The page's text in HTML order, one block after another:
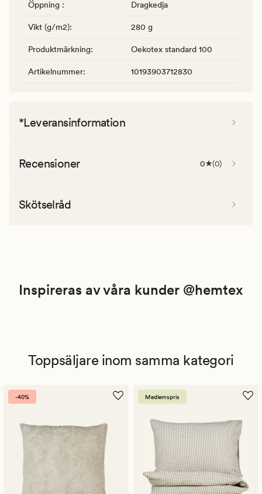
Öppning : Dragkedja
Vikt (g/m2): 280 g
Produktmärkning: Oekotex standard 100
Artikelnummer: 10193903712830
*Leveransinformation
Recensioner 0 (0)
Skötselråd
Inspireras av våra kunder @hemtex
Toppsäljare inom samma kategori
-40% Medlemspris